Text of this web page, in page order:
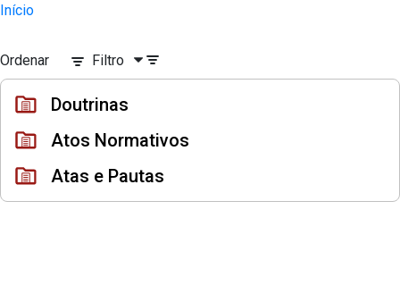
Pular para o Conteúdo principal
Civeis - Listagem de arquivos
Início
Ordenar Filtro
Doutrinas
Atos Normativos
Atas e Pautas